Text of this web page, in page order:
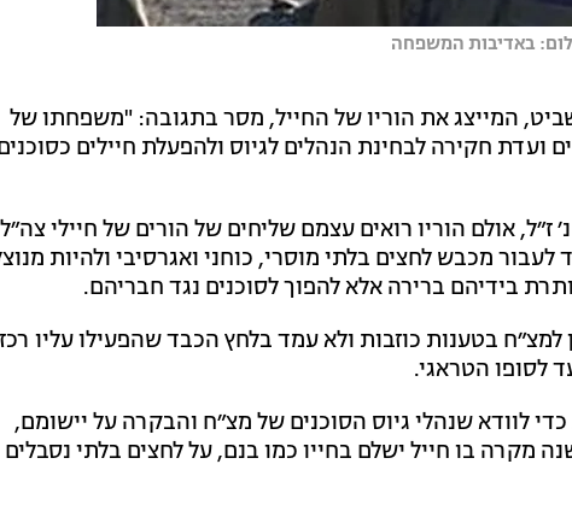
באדיבות המשפחה
המייצג את הוריו של החייל, מסר בתגובה: "משפחתו של
חקירה לבחינת הנהלים לגיוס ולהפעלת חיילים
אולם הוריו רואים עצמם שליחים של הורים של חיילי
מכבש לחצים בלתי מוסרי, כוחני ואגרסיבי ולהיות
בידיהם ברירה אלא להפוך לסוכנים נגד חבריהם.
למצ״ח בטענות כוזבות ולא עמד בלחץ הכבד שהפעילו עליו
לסופו הטראגי.
כדי לוודא שנהלי גיוס הסוכנים של מצ״ח והבקרה על יישומם,
מקרה בו חייל ישלם בחייו כמו בנם, על לחצים בלתי נסבלים